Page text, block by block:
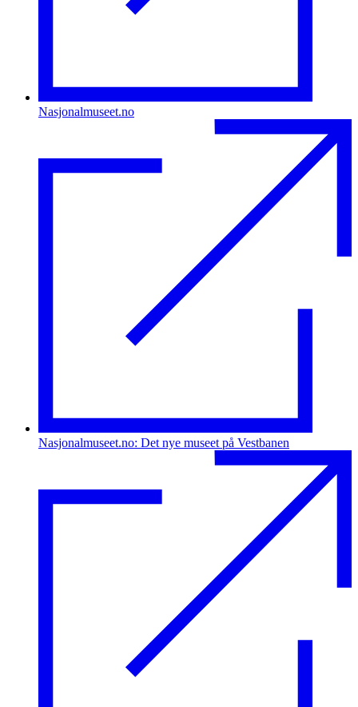
Nasjonalmuseet.no
Nasjonalmuseet.no: Det nye museet på Vestbanen